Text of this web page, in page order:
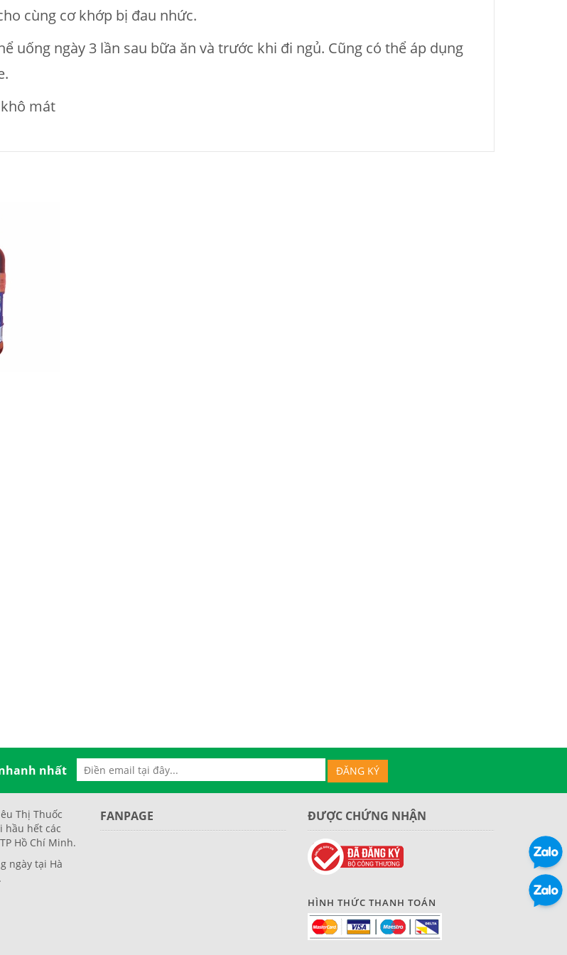
cùng cơ khớp bị đau nhức.
uống ngày 3 lần sau bữa ăn và trước khi đi ngủ. Cũng có thể áp dụng
mát
nhất
Thị Thuốc
hầu hết các
Hồ Chí Minh.
ngày tại Hà
FANPAGE ĐƯỢC CHỨNG NHẬN
HÌNH THỨC THANH TOÁN